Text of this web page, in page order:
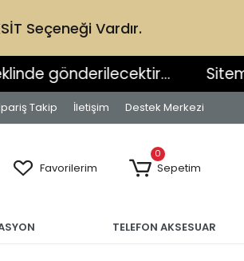
Seçeneği Vardır.
Sitemizden
Takip İletişim Destek Merkezi
Favorilerim
0
Sepetim
TELEFON AKSESUAR